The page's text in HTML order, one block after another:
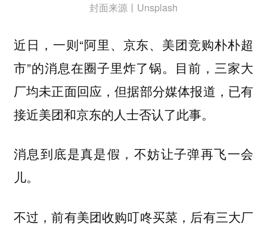
封面来源丨Unsplash
近日，一则“阿里、京东、美团竞购朴朴超
市”的消息在圈子里炸了锅。目前，三家大
厂均未正面回应，但据部分媒体报道，已有
接近美团和京东的人士否认了此事。
消息到底是真是假，不妨让子弹再飞一会
儿。
不过，前有美团收购叮咚买菜，后有三大厂